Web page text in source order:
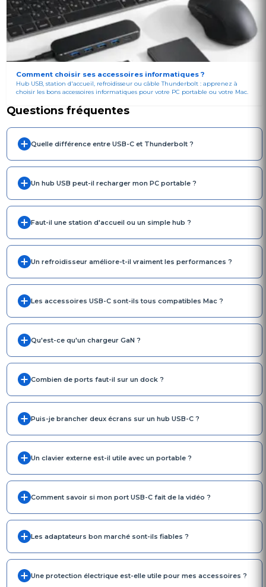
Comment choisir ses accessoires informatiques ?
Hub USB, station d'accueil, refroidisseur ou câble Thunderbolt : apprenez à
choisir les bons accessoires informatiques pour votre PC portable ou votre Mac.
Questions fréquentes
Quelle différence entre USB-C et Thunderbolt ?
Un hub USB peut-il recharger mon PC portable ?
Faut-il une station d'accueil ou un simple hub ?
Un refroidisseur améliore-t-il vraiment les performances ?
Les accessoires USB-C sont-ils tous compatibles Mac ?
Qu'est-ce qu'un chargeur GaN ?
Combien de ports faut-il sur un dock ?
Puis-je brancher deux écrans sur un hub USB-C ?
Un clavier externe est-il utile avec un portable ?
Comment savoir si mon port USB-C fait de la vidéo ?
Les adaptateurs bon marché sont-ils fiables ?
Une protection électrique est-elle utile pour mes accessoires ?